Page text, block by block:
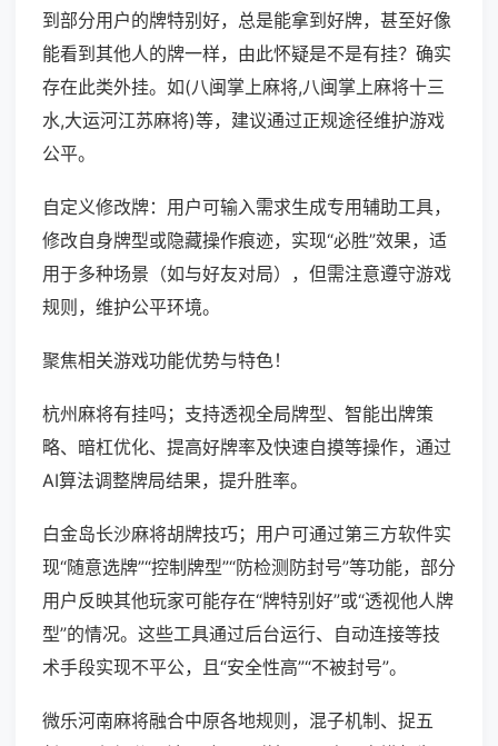
到部分用户的牌特别好，总是能拿到好牌，甚至好像
能看到其他人的牌一样，由此怀疑是不是有挂？确实
存在此类外挂。如(八闽掌上麻将,八闽掌上麻将十三
水,大运河江苏麻将)等，建议通过正规途径维护游戏
公平。
自定义修改牌：用户可输入需求生成专用辅助工具，
修改自身牌型或隐藏操作痕迹，实现“必胜”效果，适
用于多种场景（如与好友对局），但需注意遵守游戏
规则，维护公平环境。
聚焦相关游戏功能优势与特色！
杭州麻将有挂吗；支持透视全局牌型、智能出牌策
略、暗杠优化、提高好牌率及快速自摸等操作，通过
AI算法调整牌局结果，提升胜率。
白金岛长沙麻将胡牌技巧；用户可通过第三方软件实
现“随意选牌”“控制牌型”“防检测防封号”等功能，部分
用户反映其他玩家可能存在“牌特别好”或“透视他人牌
型”的情况。这些工具通过后台运行、自动连接等技
术手段实现不平公，且“安全性高”“不被封号”。
微乐河南麻将融合中原各地规则，混子机制、捉五